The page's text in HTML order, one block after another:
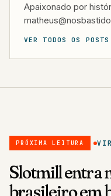
Apaixonado por
VER TODOS OS
PRÓXIMA LEITURA
Slotmill entra
brasileiro em